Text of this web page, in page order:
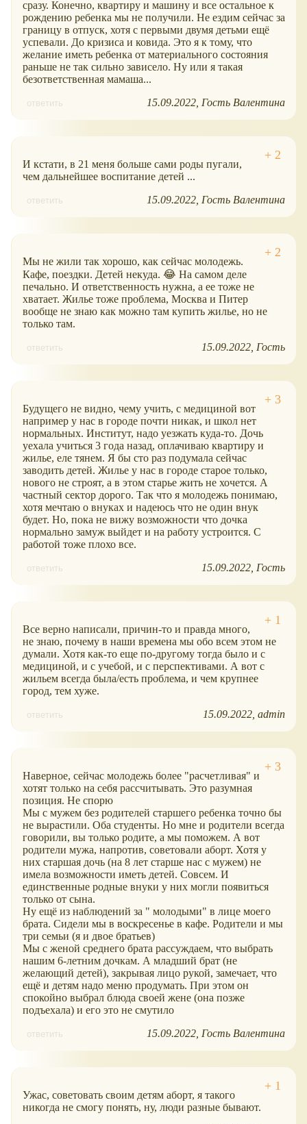
сразу. Конечно, квартиру и машину и все остальное к
рождению ребенка мы не получили. Не ездим сейчас за
границу в отпуск, хотя с первыми двумя детьми ещё
успевали. До кризиса и ковида. Это я к тому, что
желание иметь ребенка от материального состояния
раньше не так сильно зависело. Ну или я такая
безответственная мамаша...
ответить 15.09.2022 Гость Валентина
И кстати, в 21 меня больше сами роды пугали,
чем дальнейшее воспитание детей ...
ответить 15.09.2022 Гость Валентина
Мы не жили так хорошо, как сейчас молодежь.
Кафе, поездки. Детей некуда. 😂 На самом деле
печально. И ответственность нужна, а ее тоже не
хватает. Жилье тоже проблема, Москва и Питер
вообще не знаю как можно там купить жилье, но не
только там.
ответить 15.09.2022 Гость
Будущего не видно, чему учить, с медициной вот
например у нас в городе почти никак, и школ нет
нормальных. Институт, надо уезжать куда-то. Дочь
уехала учиться 3 года назад, оплачиваю квартиру и
жилье, еле тянем. Я бы сто раз подумала сейчас
заводить детей. Жилье у нас в городе старое только,
нового не строят, а в этом старье жить не хочется. А
частный сектор дорого. Так что я молодежь понимаю,
хотя мечтаю о внуках и надеюсь что не один внук
будет. Но, пока не вижу возможности что дочка
нормально замуж выйдет и на работу устроится. С
работой тоже плохо все.
ответить 15.09.2022 Гость
Все верно написали, причин-то и правда много,
не знаю, почему в наши времена мы обо всем этом не
думали. Хотя как-то еще по-другому тогда было и с
медициной, и с учебой, и с перспективами. А вот с
жильем всегда была/есть проблема, и чем крупнее
город, тем хуже.
ответить 15.09.2022 admin
Наверное, сейчас молодежь более "расчетливая" и
хотят только на себя рассчитывать. Это разумная
позиция. Не спорю
Мы с мужем без родителей старшего ребенка точно бы
не вырастили. Оба студенты. Но мне и родители всегда
говорили, вы только родите, а мы поможем. А вот
родители мужа, напротив, советовали аборт. Хотя у
них старшая дочь (на 8 лет старше нас с мужем) не
имела возможности иметь детей. Совсем. И
единственные родные внуки у них могли появиться
только от сына.
Ну ещё из наблюдений за " молодыми" в лице моего
брата. Сидели мы в воскресенье в кафе. Родители и мы
три семьи (я и двое братьев)
Мы с женой среднего брата рассуждаем, что выбрать
нашим 6-летним дочкам. А младший брат (не
желающий детей), закрывая лицо рукой, замечает, что
ещё и детям надо меню продумать. При этом он
спокойно выбрал блюда своей жене (она позже
подъехала) и его это не смутило
ответить 15.09.2022 Гость Валентина
Ужас, советовать своим детям аборт, я такого
никогда не смогу понять, ну, люди разные бывают.